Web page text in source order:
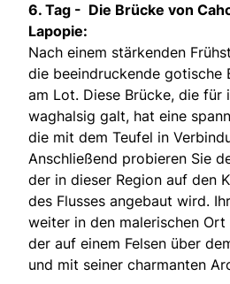
6. Tag - Die Brücke von
Lapopie:
Nach einem stärkenden
die beeindruckende gotische
am Lot. Diese Brücke, die für
waghalsig galt, hat eine
die mit dem Teufel in
Anschließend probieren Sie
der in dieser Region auf den
des Flusses angebaut wird.
weiter in den malerischen
der auf einem Felsen über
und mit seiner charmanten